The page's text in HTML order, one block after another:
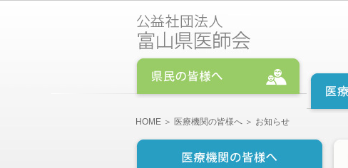
HOME ＞ 医療機関の皆様へ ＞ お知らせ